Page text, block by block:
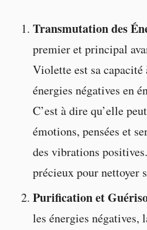
Transmutation des
premier et principal
Violette est sa capacité
énergies négatives en
C’est à dire qu’elle
émotions, pensées et
des vibrations
précieux pour nettoyer
Purification et
les énergies